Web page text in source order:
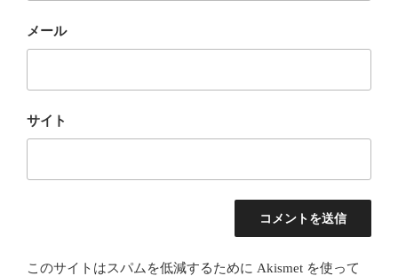
メール
サイト
このサイトはスパムを低減するために Akismet を使って